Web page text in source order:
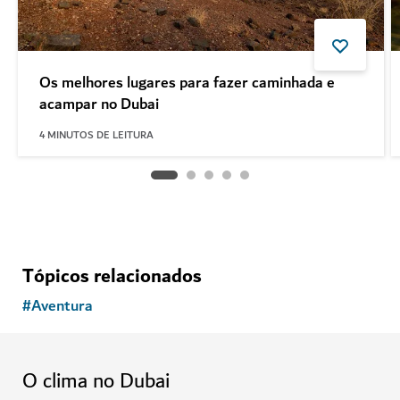
Os melhores lugares para fazer caminhada e
acampar no Dubai
4 MINUTOS DE LEITURA
Tópicos relacionados
#Aventura
O clima no Dubai